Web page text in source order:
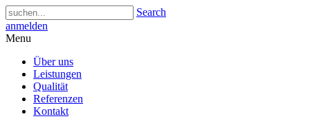
Search
anmelden
Menu
Über uns
Leistungen
Qualität
Referenzen
Kontakt